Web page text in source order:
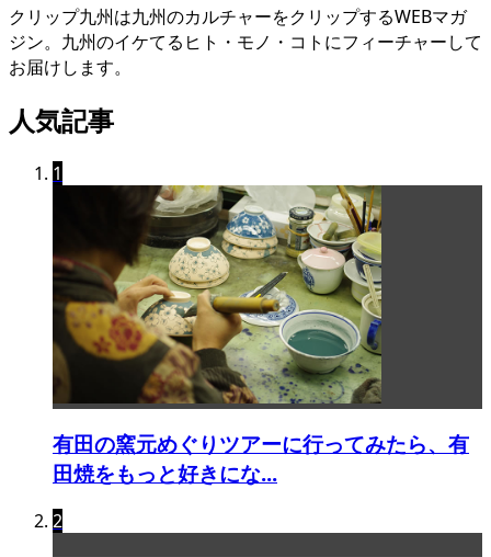
クリップ九州は九州のカルチャーをクリップするWEBマガ
ジン。九州のイケてるヒト・モノ・コトにフィーチャーして
お届けします。
人気記事
1
有田の窯元めぐりツアーに行ってみたら、有
田焼をもっと好きにな...
2